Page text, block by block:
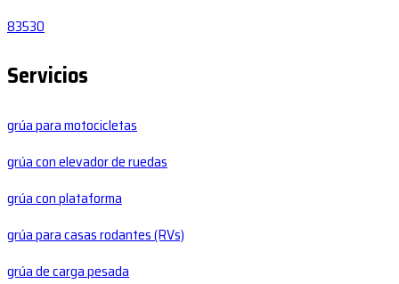
83530
Servicios
grúa para motocicletas
grúa con elevador de ruedas
grúa con plataforma
grúa para casas rodantes (RVs)
grúa de carga pesada